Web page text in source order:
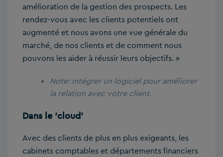
amélioration de la gestion des prospects. Les
rendez-vous avec les clients potentiels ont
augmenté et nous avons une vue générale du
marché, de nos clients et de comment nous
pouvons les aider à réussir leurs objectifs. »
Note: intégrer un logiciel pour améliorer
la relation avec votre client.
Dans le‘cloud’
Avec des clients de plus en plus exigeants, les
cabinets comptables et départements financiers